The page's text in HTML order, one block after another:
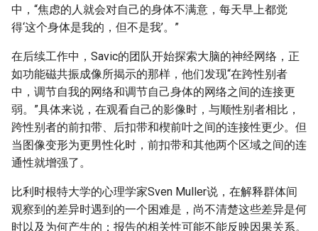
中，“焦虑的人就会对自己的身体不满意，每天早上都觉
得‘这个身体是我的，但不是我’。”
在后续工作中，Savic的团队开始探索大脑的神经网络，正
如功能磁共振成像所揭示的那样，他们发现“在跨性别者
中，调节自我的网络和调节自己身体的网络之间的连接更
弱。”具体来说，在观看自己的影像时，与顺性别者相比，
跨性别者的前扣带、后扣带和楔前叶之间的连接性更少。但
当图像变形为更男性化时，前扣带和其他两个区域之间的连
通性就增强了。
比利时根特大学的心理学家Sven Muller说，在解释群体间
观察到的差异时遇到的一个困难是，尚不清楚这些差异是何
时以及为何产生的；报告的相关性可能不能反映因果关系。